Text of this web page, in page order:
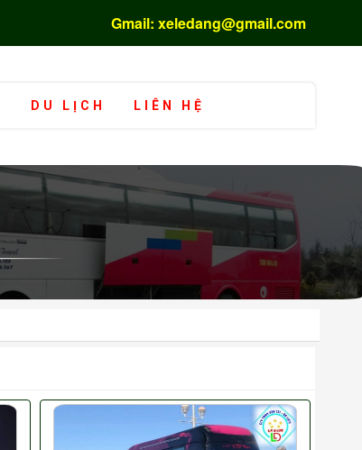
DU LỊCH LIÊN HỆ
Gmail: xeledang@gmail.com